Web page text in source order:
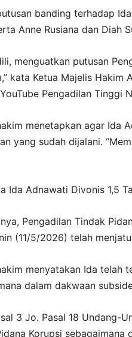
banding terhadap
Anne Rusiana dan Diah
menguatkan putusan
kata Ketua Majelis Hakim
Pengadilan Tinggi
menetapkan agar Ida
yang sudah dijalani.
Ida Adnawati Divonis 1,5
Pengadilan Tindak
(11/5/2026) telah
menyatakan Ida telah
dalam dakwaan
3 Jo. Pasal 18 Undang-
Korupsi